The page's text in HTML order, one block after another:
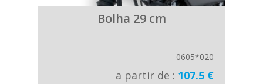
Bolha 29 cm
0605*020
a partir de : 107.5 €